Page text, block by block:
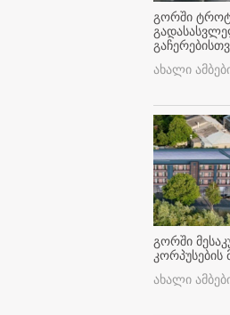
გორში
ახალი
გორში
კორპუსების
ახალი